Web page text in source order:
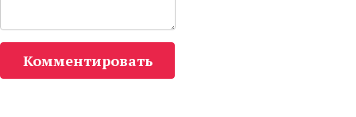
Комментировать